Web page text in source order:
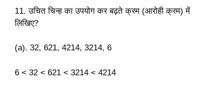
11. उचित चिन्ह का उपयोग कर बढ़ते क्रम (आरोही क्रम) में
लिखिए?
(a). 32, 621, 4214, 3214, 6
6 < 32 < 621 < 3214 < 4214